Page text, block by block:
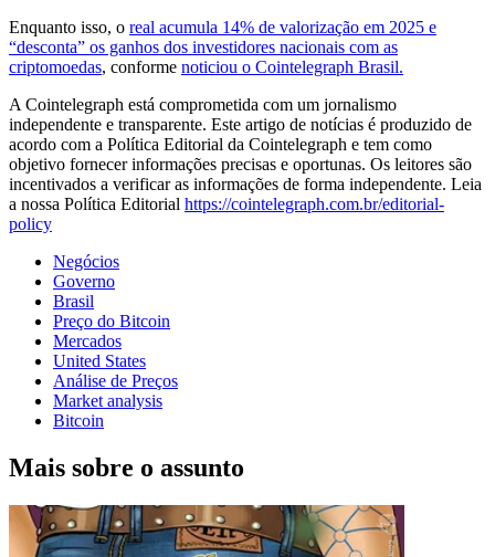
Enquanto isso, o real acumula 14% de valorização em 2025 e
“desconta” os ganhos dos investidores nacionais com as
criptomoedas, conforme noticiou o Cointelegraph Brasil.
A Cointelegraph está comprometida com um jornalismo
independente e transparente. Este artigo de notícias é produzido de
acordo com a Política Editorial da Cointelegraph e tem como
objetivo fornecer informações precisas e oportunas. Os leitores são
incentivados a verificar as informações de forma independente. Leia
a nossa Política Editorial https://cointelegraph.com.br/editorial-
policy
Negócios
Governo
Brasil
Preço do Bitcoin
Mercados
United States
Análise de Preços
Market analysis
Bitcoin
Mais sobre o assunto